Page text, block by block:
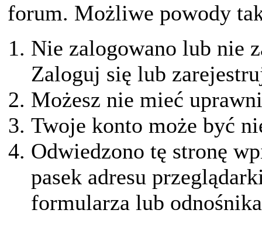
forum. Możliwe powody
Nie zalogowano lub nie
Zaloguj się lub
Możesz nie mieć
Twoje konto może być
Odwiedzono tę stronę
pasek adresu
formularza lub